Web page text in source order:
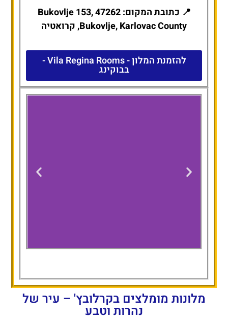
📍 כתובת המקום: Bukovlje 153, 47262
Bukovlje, Karlovac County, קרואטיה
להזמנת המלון - Vila Regina Rooms -
בבוקינג
Rooms
מלונות מומלצים בקרלובץ' – עיר של
נהרות וטבע